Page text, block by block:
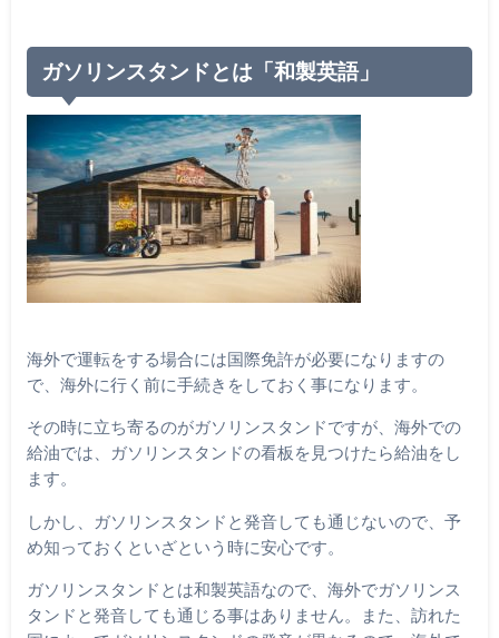
ガソリンスタンドとは「和製英語」
海外で運転をする場合には国際免許が必要になりますの
で、海外に行く前に手続きをしておく事になります。
その時に立ち寄るのがガソリンスタンドですが、海外での
給油では、ガソリンスタンドの看板を見つけたら給油をし
ます。
しかし、ガソリンスタンドと発音しても通じないので、予
め知っておくといざという時に安心です。
ガソリンスタンドとは和製英語なので、海外でガソリンス
タンドと発音しても通じる事はありません。また、訪れた